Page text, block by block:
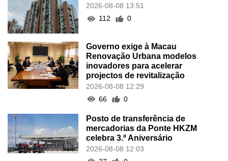
2026-08-08 13:51
112
0
Governo exige à Macau
Renovação Urbana modelos
inovadores para acelerar
projectos de revitalização
2026-08-08 12:29
66
0
Posto de transferência de
mercadorias da Ponte HKZM
celebra 3.º Aniversário
2026-08-08 12:03